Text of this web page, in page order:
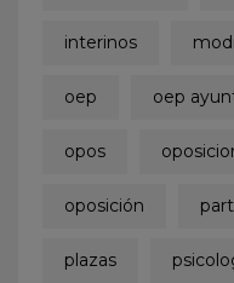
interinos
oep oep
opos
oposición
plazas